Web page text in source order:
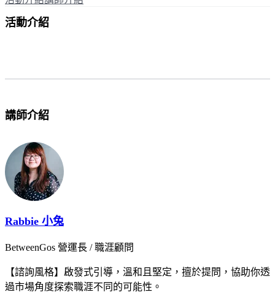
活動介紹
講師介紹
Rabbie 小兔
BetweenGos 營運長 / 職涯顧問
【諮詢風格】啟發式引導，溫和且堅定，擅於提問，協助你透
過市場角度探索職涯不同的可能性。